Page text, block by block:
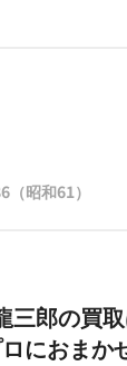
昭和61）
三郎の買
におまか